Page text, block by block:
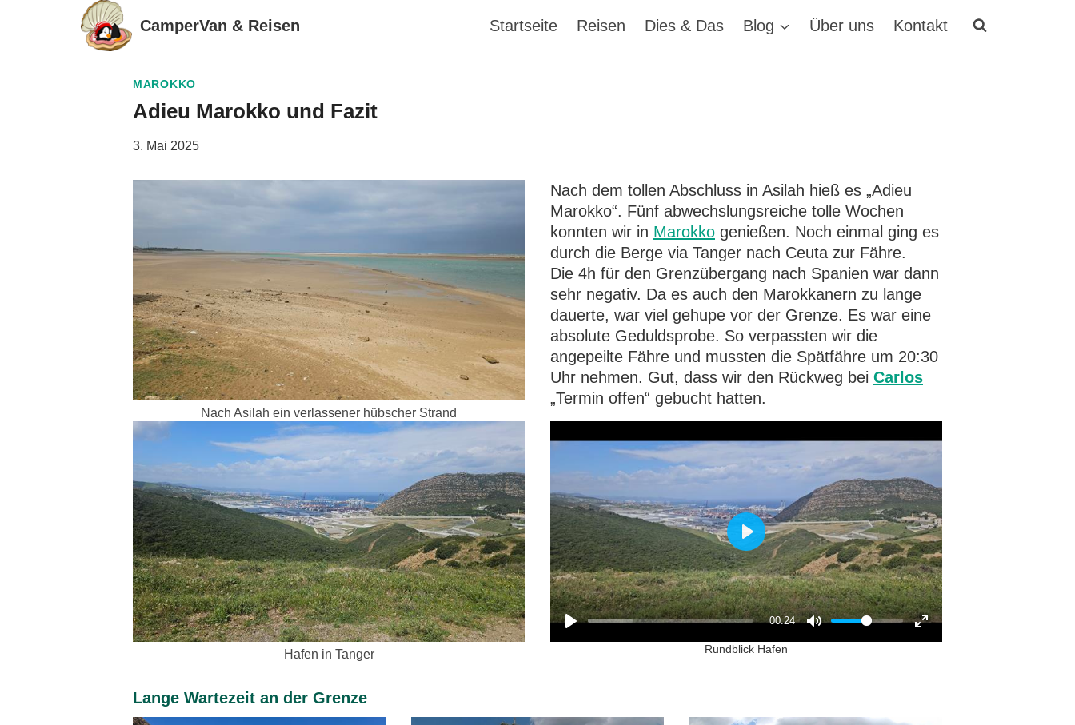
CamperVan & Reisen Startseite Reisen Dies & Das Blog Über uns Kontakt
MAROKKO
Adieu Marokko und Fazit
3. Mai 2025
Nach Asilah ein verlassener hübscher Strand
Nach dem tollen Abschluss in Asilah hieß es „Adieu
Marokko“. Fünf abwechslungsreiche tolle Wochen
konnten wir in Marokko genießen. Noch einmal ging es
durch die Berge via Tanger nach Ceuta zur Fähre.
Die 4h für den Grenzübergang nach Spanien war dann
sehr negativ. Da es auch den Marokkanern zu lange
dauerte, war viel gehupe vor der Grenze. Es war eine
absolute Geduldsprobe. So verpassten wir die
angepeilte Fähre und mussten die Spätfähre um 20:30
Uhr nehmen. Gut, dass wir den Rückweg bei Carlos
„Termin offen“ gebucht hatten.
Hafen in Tanger
00:24
P
l
a
Rundblick Hafen
Lange Wartezeit an der Grenze